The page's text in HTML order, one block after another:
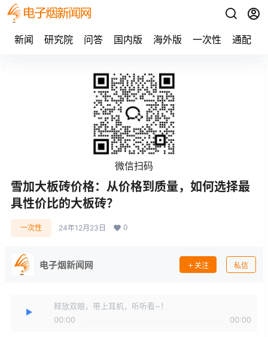
新闻 研究院 问答 国内版 海外版 一次性 通配
微信扫码
雪加大板砖价格：从价格到质量，如何选择最
具性价比的大板砖？
一次性 24年12月23日 0
电子烟新闻网 关注 私信
释放双眼，带上耳机，听听看~！
00:00
00:00